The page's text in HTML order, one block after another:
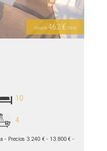
desde462 € /día
10
4
- Precios 3.240 € - 13.800 € -